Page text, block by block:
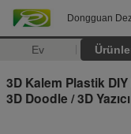
Dongguan
Ev
3D Kalem Plastik
3D Doodle / 3D